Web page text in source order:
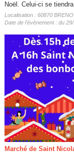
Noël. Celui-ci se
Localisation : 60870
Date de l'évènement : du
Marché de Saint